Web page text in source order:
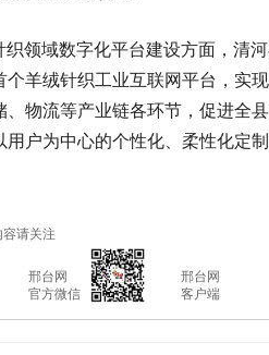
织领域数字化平台建设方面，清
个羊绒针织工业互联网平台，实
、物流等产业链各环节，促进全
用户为中心的个性化、柔性化定制
请关注
邢台网
客户端